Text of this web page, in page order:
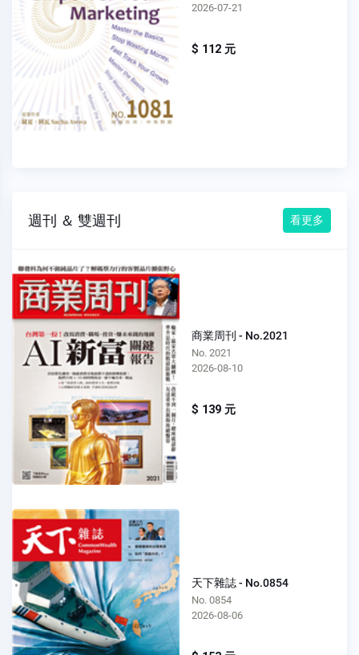
2026-07-21
$ 112 元
週刊 ＆ 雙週刊 看更多
商業周刊 - No.2021
No. 2021
2026-08-10
$ 139 元
天下雜誌 - No.0854
No. 0854
2026-08-06